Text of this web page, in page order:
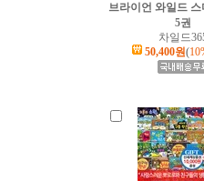
브라이언 와일드
5권
차일드
50,400원(